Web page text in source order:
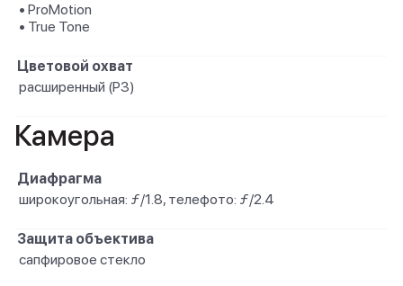
• ProMotion
• True Tone
Цветовой охват
расширенный (P3)
Камера
Диафрагма
широкоугольная: ƒ/1.8, телефото: ƒ/2.4
Защита объектива
сапфировое стекло